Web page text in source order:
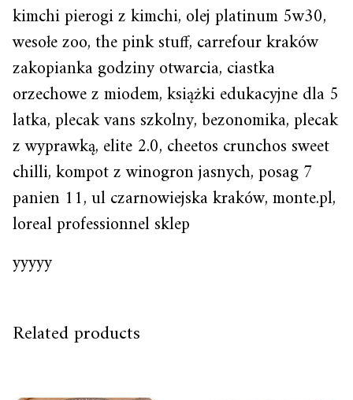
kimchi pierogi z kimchi, olej platinum 5w30,
wesołe zoo, the pink stuff, carrefour kraków
zakopianka godziny otwarcia, ciastka
orzechowe z miodem, książki edukacyjne dla 5
latka, plecak vans szkolny, bezonomika, plecak
z wyprawką, elite 2.0, cheetos crunchos sweet
chilli, kompot z winogron jasnych, posag 7
panien 11, ul czarnowiejska kraków, monte.pl,
loreal professionnel sklep
yyyyy
Related products